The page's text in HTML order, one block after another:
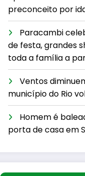
preconceito por
Paracambi
de festa, grandes
toda a família a
Ventos
município do Rio
Homem é
porta de casa em